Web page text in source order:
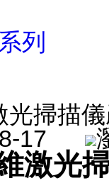
列
光掃描
17
激光